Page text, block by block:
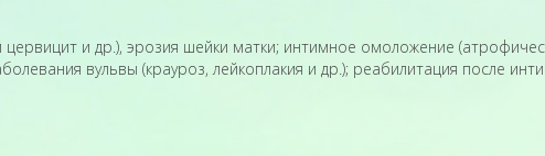
и др.), эрозия шейки матки; интимное омоложение
вульвы (крауроз, лейкоплакия и др.); реабилитация после